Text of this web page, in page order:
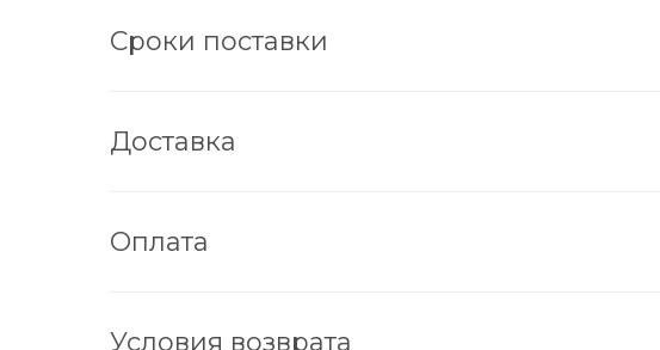
Сроки поставки
Доставка
Оплата
Условия возврата